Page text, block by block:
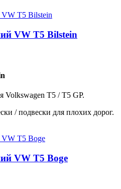
VW T5 Bilstein
Volkswagen T5 / T5 GP.
/ подвески для плохих дорог.
VW T5 Boge